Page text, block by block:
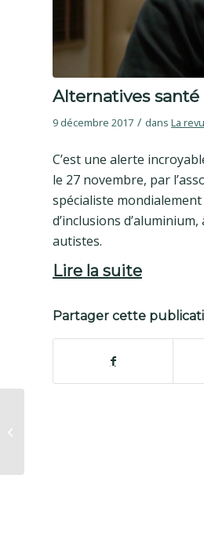
Alternatives
9 décembre 2017 / dans La
C’est une alerte
le 27 novembre, par
spécialiste
d’inclusions
autistes.
Lire la suite
Partager cette